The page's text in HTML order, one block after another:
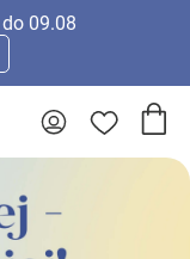
09.08